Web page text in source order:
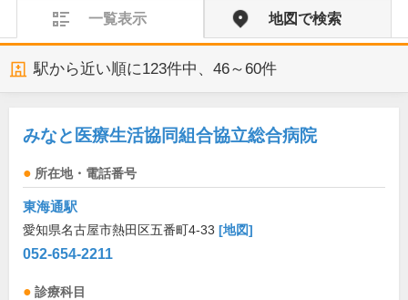
一覧表示 地図で検索
駅から近い順に123件中、 46～60件
みなと医療生活協同組合協立総合病院
所在地・電話番号
東海通駅
愛知県名古屋市熱田区五番町4-33 [地図]
052-654-2211
診療科目